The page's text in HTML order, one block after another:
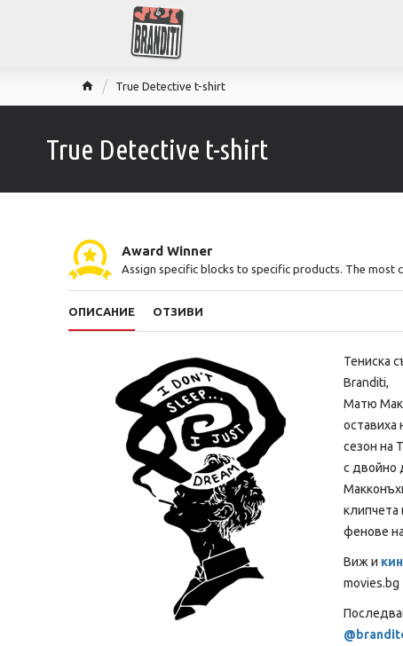
True Detective t-shirt
True Detective t-shirt
ОПИСАНИЕ ОТЗИВИ
Тениска
Branditi,
Матю
оставиха
сезон на
с двойно
фенове
Виж и
movies.bg
Award Winner
Assign specific blocks to specific products. The most